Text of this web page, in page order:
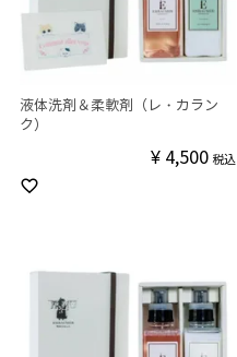
液体洗剤＆柔軟剤（レ・カラン
ク）
¥ 4,500 税込